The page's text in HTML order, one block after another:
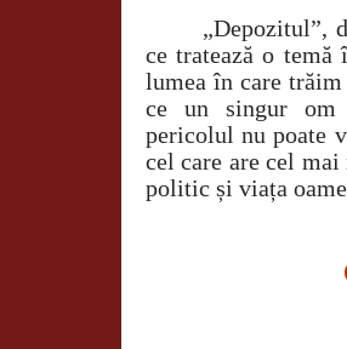
„Depozitul”,
ce tratează o temă
lumea în care trăim
ce un singur om
pericolul nu poate
cel care are cel
politic și viața